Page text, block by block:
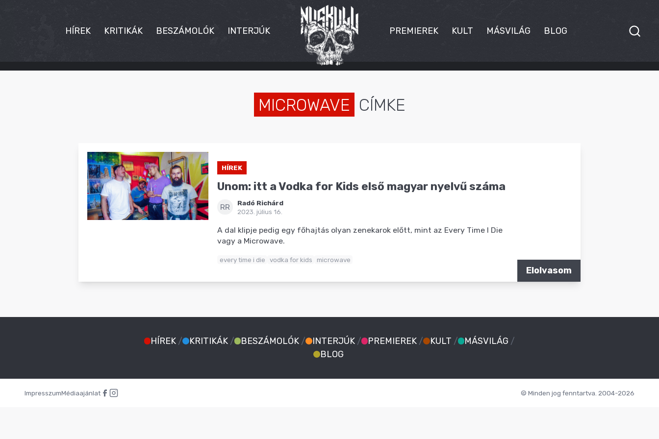
HÍREK KRITIKÁK BESZÁMOLÓK INTERJÚK PREMIEREK KULT MÁSVILÁG BLOG
HÍREK
MICROWAVE CÍMKE
HÍREK
Unom: itt a Vodka for Kids első magyar nyelvű száma
RR
Radó Richárd
2023. július 16.
A dal klipje pedig egy főhajtás olyan zenekarok előtt, mint az Every Time I Die
vagy a Microwave.
every time i die vodka for kids microwave
Elolvasom
HÍREK / KRITIKÁK / BESZÁMOLÓK / INTERJÚK / PREMIEREK / KULT / MÁSVILÁG /
BLOG
ImpresszumMédiaajánlat © Minden jog fenntartva. 2004-2026